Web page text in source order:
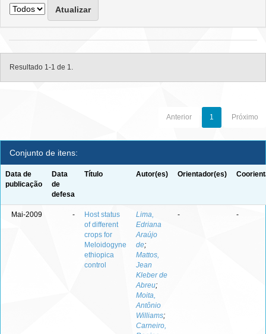
Resultado 1-1 de 1.
Anterior 1 Próximo
Conjunto de itens:
Data de
publicação
Data
de
defesa
Título Autor(es) Orientador(es)
Mai-2009 -
Host status
of different
crops for
Meloidogyne
ethiopica
control
Lima,
Edriana
Araújo
de;
Mattos,
Jean
Kleber de
Abreu;
Moita,
Antônio
Williams;
Carneiro,
- -